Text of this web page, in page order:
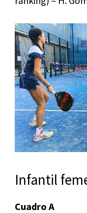
Infantil
Cuadro A